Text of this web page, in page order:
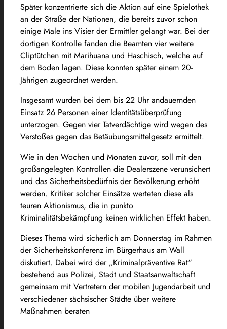
Später konzentrierte sich die Aktion auf eine Spielothek
an der Straße der Nationen, die bereits zuvor schon
einige Male ins Visier der Ermittler gelangt war. Bei der
dortigen Kontrolle fanden die Beamten vier weitere
Cliptütchen mit Marihuana und Haschisch, welche auf
dem Boden lagen. Diese konnten später einem 20-
Jährigen zugeordnet werden.
Insgesamt wurden bei dem bis 22 Uhr andauernden
Einsatz 26 Personen einer Identitätsüberprüfung
unterzogen. Gegen vier Tatverdächtige wird wegen des
Verstoßes gegen das Betäubungsmittelgesetz ermittelt.
Wie in den Wochen und Monaten zuvor, soll mit den
großangelegten Kontrollen die Dealerszene verunsichert
und das Sicherheitsbedürfnis der Bevölkerung erhöht
werden. Kritiker solcher Einsätze werteten diese als
teuren Aktionismus, die in punkto
Kriminalitätsbekämpfung keinen wirklichen Effekt haben.
Dieses Thema wird sicherlich am Donnerstag im Rahmen
der Sicherheitskonferenz im Bürgerhaus am Wall
diskutiert. Dabei wird der „Kriminalpräventive Rat“
bestehend aus Polizei, Stadt und Staatsanwaltschaft
gemeinsam mit Vertretern der mobilen Jugendarbeit und
verschiedener sächsischer Städte über weitere
Maßnahmen beraten